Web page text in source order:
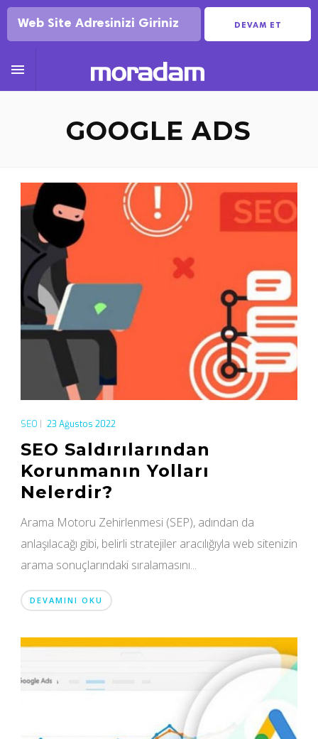
DEVAM ET

GOOGLE ADS
SEO 23 Ağustos 2022
SEO Saldırılarından
Korunmanın Yolları
Nelerdir?
Arama Motoru Zehirlenmesi (SEP), adından da
anlaşılacağı gibi, belirli stratejiler aracılığıyla web sitenizin
arama sonuçlarındaki sıralamasını...
DEVAMINI OKU